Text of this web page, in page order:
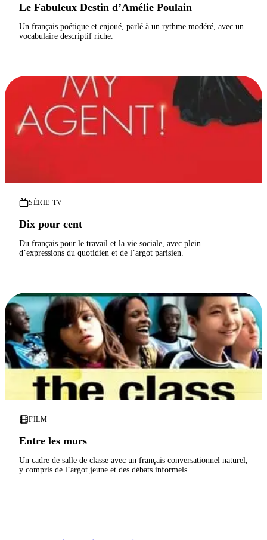
Le Fabuleux Destin d’Amélie Poulain
Un français poétique et enjoué, parlé à un rythme modéré, avec un
vocabulaire descriptif riche.
SÉRIE TV
Dix pour cent
Du français pour le travail et la vie sociale, avec plein
d’expressions du quotidien et de l’argot parisien.
FILM
Entre les murs
Un cadre de salle de classe avec un français conversationnel naturel,
y compris de l’argot jeune et des débats informels.